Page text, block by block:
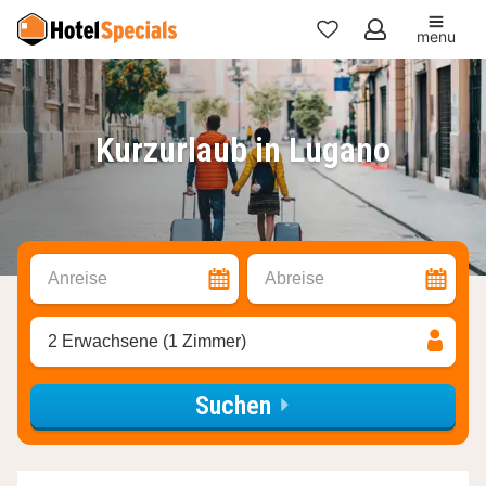
Meine
Favoriten
menu
Kurzurlaub in Lugano
Anreise Abreise
2 Erwachsene (1 Zimmer)
Suchen